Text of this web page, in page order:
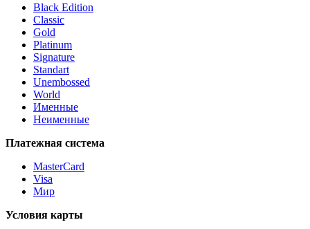
Black Edition
Classic
Gold
Platinum
Signature
Standart
Unembossed
World
Именные
Неименные
Платежная система
MasterCard
Visa
Мир
Условия карты